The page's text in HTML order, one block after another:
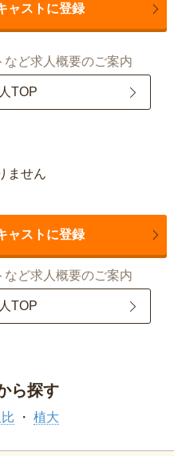
ャストに登録
ど求人概要のご案内
TOP
ません
ャストに登録
ど求人概要のご案内
TOP
ら探す
植大